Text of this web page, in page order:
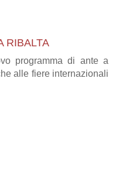
RIBALTA
programma di ante a
alle fiere internazionali